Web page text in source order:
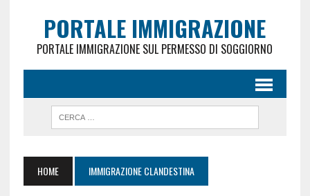
PORTALE IMMIGRAZIONE
PORTALE IMMIGRAZIONE SUL PERMESSO DI SOGGIORNO
HOME IMMIGRAZIONE CLANDESTINA